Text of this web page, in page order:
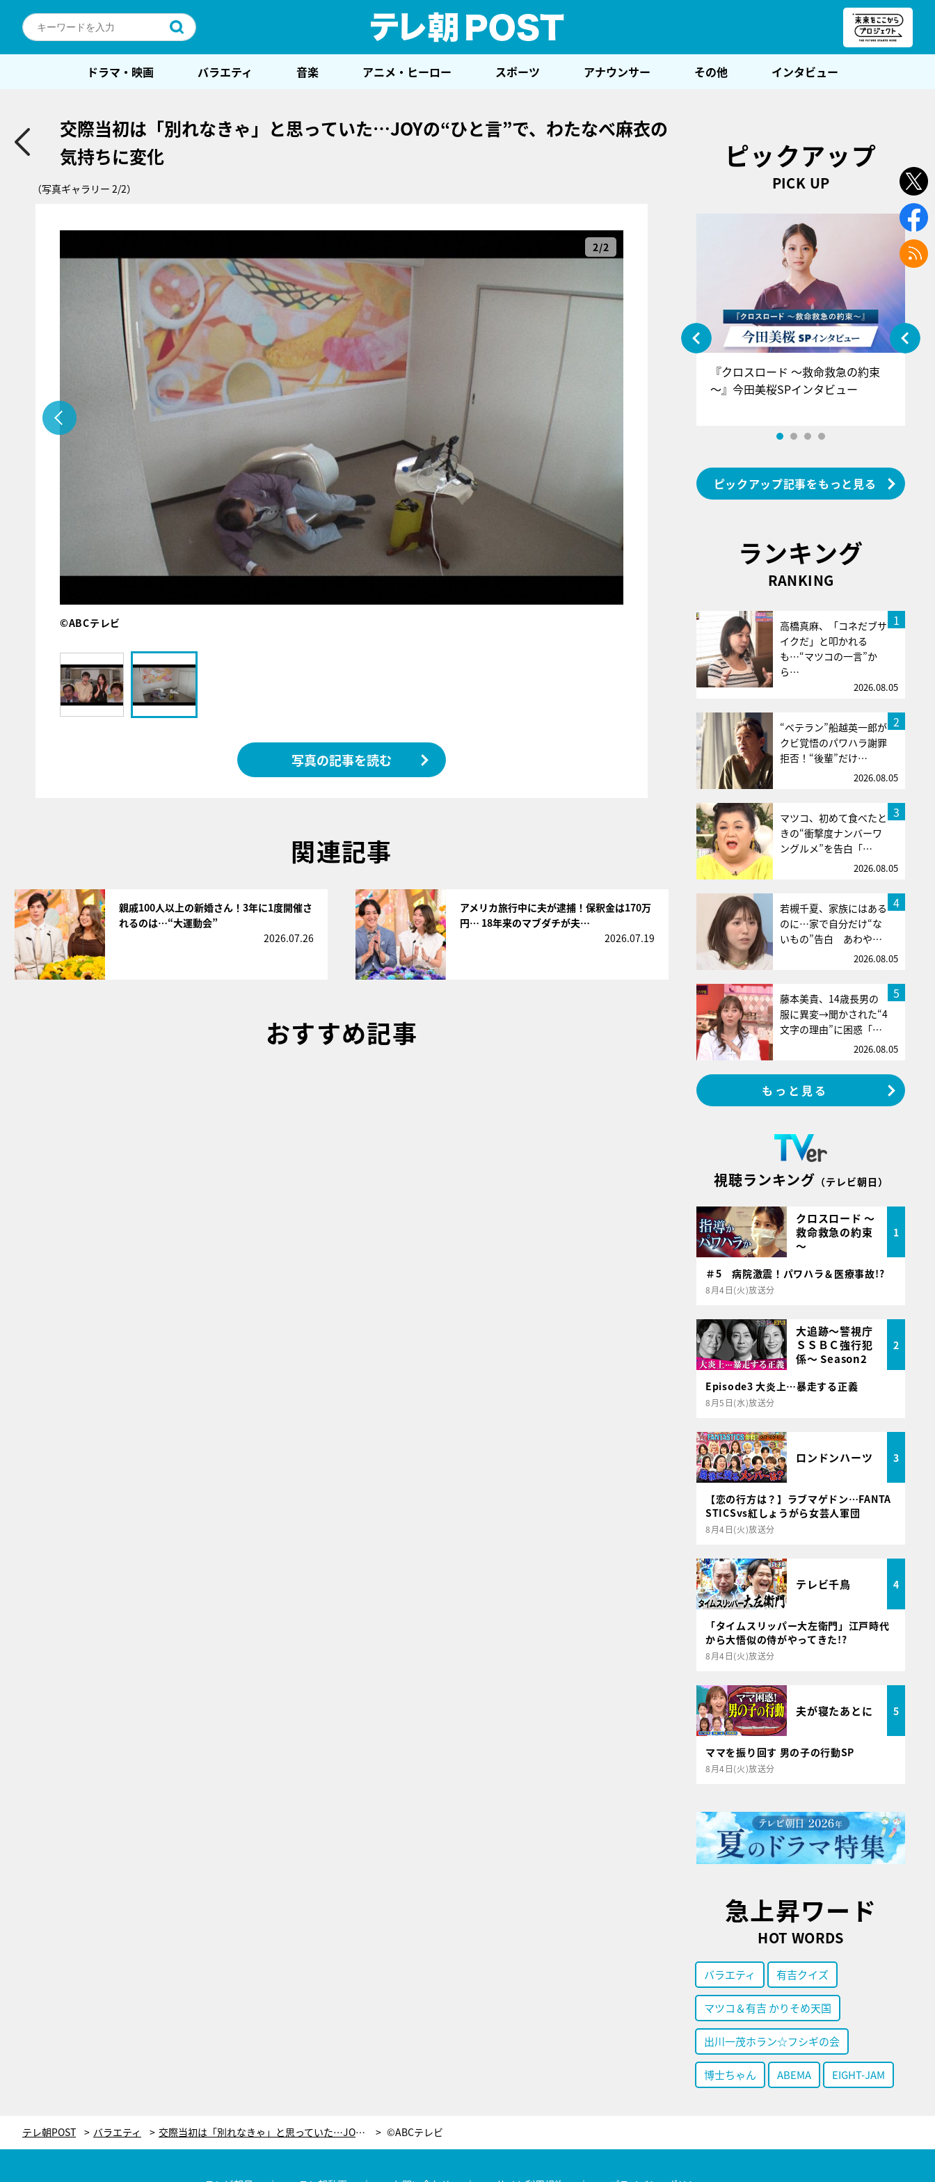
ドラマ・映画 バラエティ 音楽 アニメ・ヒーロー スポーツ アナウンサー その他 インタビュー
交際当初は「別れなきゃ」と思っていた…JOYの“ひと言”で、わたなべ麻衣の
気持ちに変化
（写真ギャラリー 2/2）
2/2
©︎ABCテレビ
写真の記事を読む
関連記事
親戚100人以上の新婚さん！3年に1度開催さ
れるのは…“大運動会”
2026.07.26
アメリカ旅行中に夫が逮捕！保釈金は170万
円… 18年来のマブダチが夫…
2026.07.19
おすすめ記事
ピックアップ
PICK UP
『アイ＝ラブ！げーみんぐ』＝LOV
E齋藤樹愛羅＆佐々木舞香SPインタ
『クロスロード ～救命救急の約束
～』今田美桜SPインタビュー
ピックアップ記事をもっと見る
ランキング
RANKING
1
高橋真麻、「コネだブサ
イクだ」と叩かれる
も…“マツコの一言”か
ら…
2026.08.05
2
“ベテラン”船越英一郎が
クビ覚悟のパワハラ謝罪
拒否！“後輩”だけ…
2026.08.05
3
マツコ、初めて食べたと
きの“衝撃度ナンバーワ
ングルメ”を告白「…
2026.08.05
4
若槻千夏、家族にはある
のに…家で自分だけ“な
いもの”告白 あわや…
2026.08.05
5
藤本美貴、14歳長男の
服に異変→聞かされた“4
文字の理由”に困惑「…
2026.08.05
もっと見る
視聴ランキング （テレビ朝日）
クロスロード ～
救命救急の約束
～
1
＃5 病院激震！パワハラ＆医療事故!?
8月4日(火)放送分
大追跡～警視庁
ＳＳＢＣ強行犯
係～ Season2
2
Episode3 大炎上…暴走する正義
8月5日(水)放送分
ロンドンハーツ 3
【恋の行方は？】ラブマゲドン…FANTA
STICSvs紅しょうがら女芸人軍団
8月4日(火)放送分
テレビ千鳥 4
「タイムスリッパー大左衛門」江戸時代
から大悟似の侍がやってきた!?
8月4日(火)放送分
夫が寝たあとに 5
ママを振り回す 男の子の行動SP
8月4日(火)放送分
急上昇ワード
HOT WORDS
バラエティ 有吉クイズ
マツコ＆有吉 かりそめ天国
出川一茂ホラン☆フシギの会
博士ちゃん ABEMA EIGHT-JAM
テレ朝POST バラエティ 交際当初は「別れなきゃ」と思っていた…JOYの“ひと言”で、わたなべ麻衣の気持ちに変化 ©︎ABCテレビ